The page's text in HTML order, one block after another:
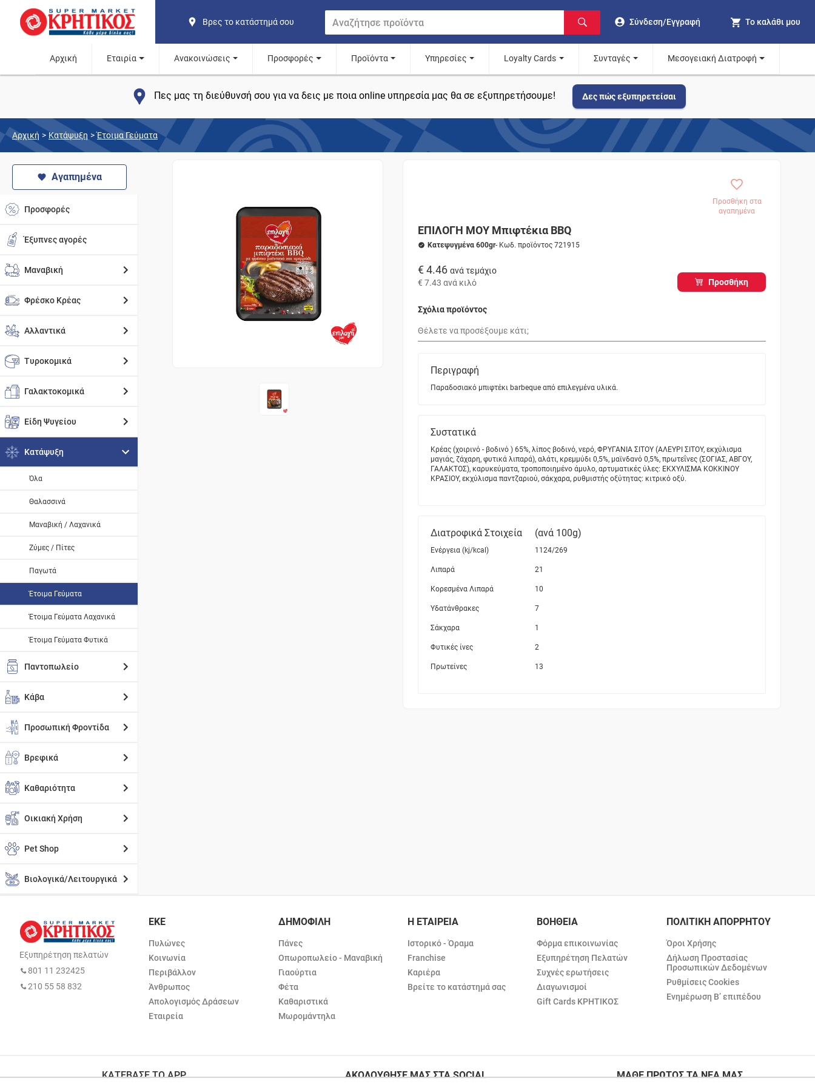
Βρες το κατάστημά σου Σύνδεση/Εγγραφή Το καλάθι μου
Αρχική Εταιρία Ανακοινώσεις Προσφορές Προϊόντα Υπηρεσίες Loyalty Cards Συνταγές Μεσογειακή Διατροφή
Πες μας τη διεύθυνσή σου για να δεις με ποια online υπηρεσία μας θα σε εξυπηρετήσουμε! Δες πώς εξυπηρετείσαι
Αρχική > Κατάψυξη > Έτοιμα Γεύματα
Αγαπημένα
Προσφορές
Έξυπνες αγορές
Μαναβική
Φρέσκο Κρέας
Αλλαντικά
Τυροκομικά
Γαλακτοκομικά
Είδη Ψυγείου
Κατάψυξη
Όλα
Θαλασσινά
Μαναβική / Λαχανικά
Ζύμες / Πίτες
Παγωτά
Έτοιμα Γεύματα
Έτοιμα Γεύματα Λαχανικά
Έτοιμα Γεύματα Φυτικά
Παντοπωλείο
Κάβα
Προσωπική Φροντίδα
Βρεφικά
Καθαριότητα
Οικιακή Χρήση
Pet Shop
Βιολογικά/Λειτουργικά
Προσθήκη στα
αγαπημένα
ΕΠΙΛΟΓΗ ΜΟΥ Μπιφτέκια BBQ
Κατεψυγμένα 600gr- Κωδ. προϊόντος 721915
€ 4.46 ανά τεμάχιο
€ 7.43 ανά κιλό Προσθήκη
Σχόλια προϊόντος
Περιγραφή
Παραδοσιακό μπιφτέκι barbeque από επιλεγμένα υλικά.
Συστατικά
Κρέας (χοιρινό - βοδινό ) 65%, λίπος βοδινό, νερό, ΦΡΥΓΑΝΙΑ ΣΙΤΟΥ (ΑΛΕΥΡΙ ΣΙΤΟΥ, εκχύλισμα
μαγιάς, ζάχαρη, φυτικά λιπαρά), αλάτι, κρεμμύδι 0,5%, μαϊνδανό 0,5%, πρωτεΐνες (ΣΟΓΙΑΣ, ΑΒΓΟΥ,
ΓΑΛΑΚΤΟΣ), καρυκεύματα, τροποποιημένο άμυλο, αρτυματικές ύλες: ΕΚΧΥΛΙΣΜΑ ΚΟΚΚΙΝΟΥ
ΚΡΑΣΙΟΥ, εκχύλισμα παντζαριού, σάκχαρα, ρυθμιστής οξύτητας: κιτρικό οξύ.
Διατροφικά Στοιχεία (ανά 100g)
Ενέργεια (kj/kcal) 1124/269
Λιπαρά 21
Κορεσμένα Λιπαρά 10
Υδατάνθρακες 7
Σάκχαρα 1
Φυτικές ίνες 2
Πρωτείνες 13
Εξυπηρέτηση πελατών
801 11 232425
210 55 58 832
ΕΚΕ
Πυλώνες
Κοινωνία
Περιβάλλον
Άνθρωπος
Απολογισμός Δράσεων
Εταιρεία
ΔΗΜΟΦΙΛΗ
Πάνες
Οπωροπωλείο - Μαναβική
Γιαούρτια
Φέτα
Καθαριστικά
Μωρομάντηλα
Η ΕΤΑΙΡΕΙΑ
Ιστορικό - Όραμα
Franchise
Καριέρα
Βρείτε το κατάστημά σας
ΒΟΗΘΕΙΑ
Φόρμα επικοινωνίας
Εξυπηρέτηση Πελατών
Συχνές ερωτήσεις
Διαγωνισμοί
Gift Cards ΚΡΗΤΙΚΟΣ
ΠΟΛΙΤΙΚΗ ΑΠΟΡΡΗΤΟΥ
Όροι Χρήσης
Δήλωση Προστασίας
Προσωπικών Δεδομένων
Ρυθμίσεις Cookies
Ενημέρωση Β’ επιπέδου
ΚΑΤΕΒΑΣΕ ΤΟ APP ΑΚΟΛΟΥΘΗΣΕ ΜΑΣ ΣΤΑ SOCIAL ΜΑΘΕ ΠΡΩΤΟΣ ΤΑ ΝΕΑ ΜΑΣ